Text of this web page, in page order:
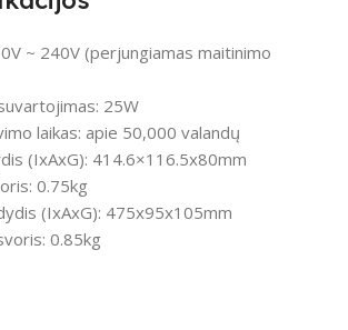
~ 240V (perjungiamas maitinimo
25W
laikas: apie 50,000 valandų
(IxAxG): 414.6×116.5x80mm
0.75kg
(IxAxG): 475x95x105mm
0.85kg